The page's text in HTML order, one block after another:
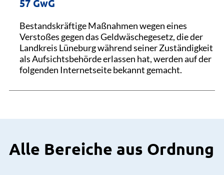
Gebäude 12, Zimmer 001
57 GwG
Bestandskräftige Maßnahmen wegen eines
Verstoßes gegen das Geldwäschegesetz, die der
Landkreis Lüneburg während seiner Zuständigkeit
als Aufsichtsbehörde erlassen hat, werden auf der
folgenden Internetseite bekannt gemacht.
Alle Bereiche aus Ordnung